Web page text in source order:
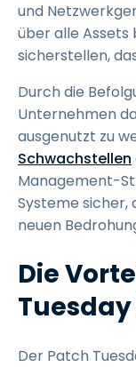
und
über alle
sicherstellen,
Durch die
Unternehmen
ausgenutzt zu
Schwachstellen
Management-
Systeme sicher,
neuen
Die
Der Patch